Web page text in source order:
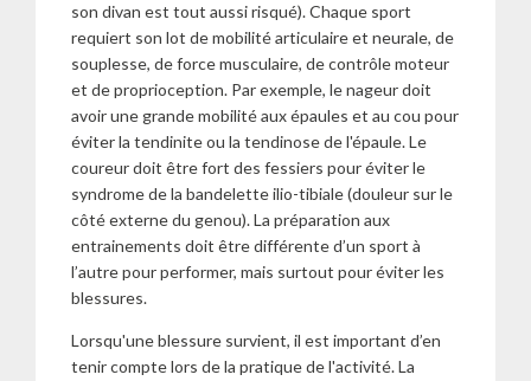
son divan est tout aussi risqué). Chaque sport
requiert son lot de mobilité articulaire et neurale, de
souplesse, de force musculaire, de contrôle moteur
et de proprioception. Par exemple, le nageur doit
avoir une grande mobilité aux épaules et au cou pour
éviter la tendinite ou la tendinose de l'épaule. Le
coureur doit être fort des fessiers pour éviter le
syndrome de la bandelette ilio-tibiale (douleur sur le
côté externe du genou). La préparation aux
entrainements doit être différente d’un sport à
l’autre pour performer, mais surtout pour éviter les
blessures.
Lorsqu'une blessure survient, il est important d’en
tenir compte lors de la pratique de l'activité. La